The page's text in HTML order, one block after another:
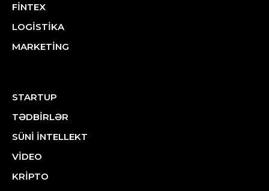
FİNTEX
LOGİSTİKA
MARKETİNG
STARTUP
TƏDBİRLƏR
SÜNİ İNTELLEKT
VİDEO
KRİPTO